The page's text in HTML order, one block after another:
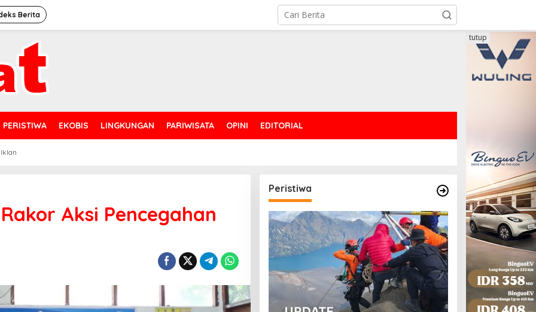
Berita
PERISTIWA EKOBIS LINGKUNGAN PARIWISATA OPINI EDITORIAL
tutup
Aksi Pencegahan
Peristiwa